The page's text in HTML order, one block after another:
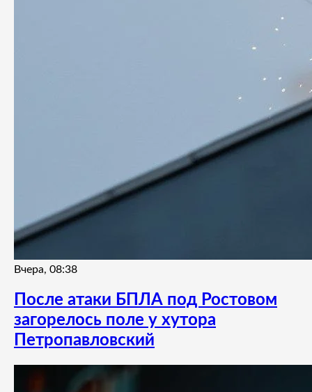
Вчера, 08:38
После атаки БПЛА под Ростовом
загорелось поле у хутора
Петропавловский